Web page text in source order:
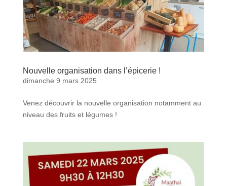
Nouvelle organisation dans l’épicerie !
dimanche 9 mars 2025
Venez découvrir la nouvelle organisation notamment au
niveau des fruits et légumes !